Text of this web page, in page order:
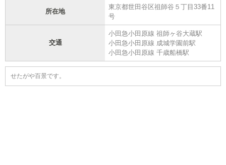
所在地
東京都世田谷区祖師谷５丁目33番11
号
交通
小田急小田原線 祖師ヶ谷大蔵駅
小田急小田原線 成城学園前駅
小田急小田原線 千歳船橋駅
せたがや百景です。